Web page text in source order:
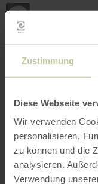
Zustimmung
Diese Webseite
Wir verwenden
personalisieren,
zu können und die
analysieren.
Verwendung